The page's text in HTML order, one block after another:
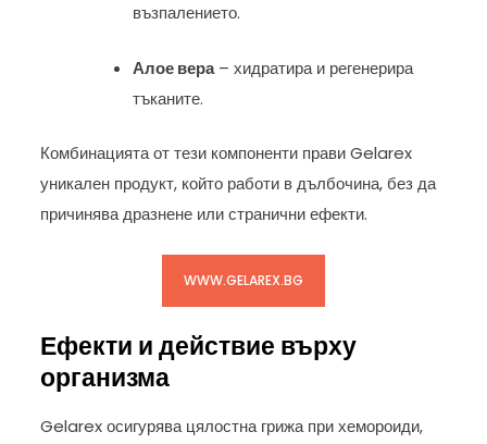
възпалението.
Алое вера– хидратира и регенерира
тъканите.
Комбинацията от тези компоненти прави Gelarex
уникален продукт, който работи в дълбочина, без да
причинява дразнене или странични ефекти.
WWW.GELAREX.BG
Ефекти и действие върху
организма
Gelarex осигурява цялостна грижа при хемороиди,